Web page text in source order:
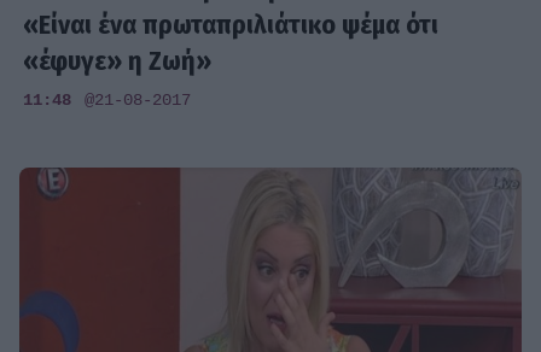
«Είναι ένα πρωταπριλιάτικο ψέμα ότι
«έφυγε» η Ζωή»
11:48 @21-08-2017